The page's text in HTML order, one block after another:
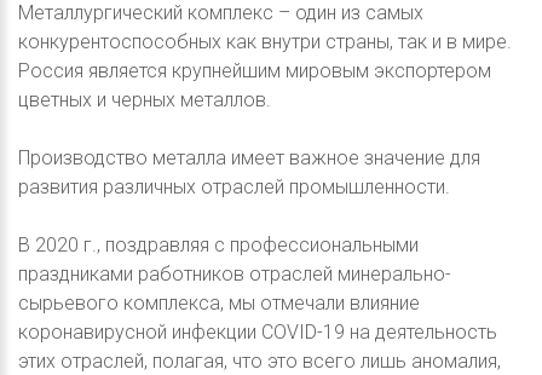
Металлургический комплекс – один из самых
конкурентоспособных как внутри страны, так и в мире.
Россия является крупнейшим мировым экспортером
цветных и черных металлов.
Производство металла имеет важное значение для
развития различных отраслей промышленности.
В 2020 г., поздравляя с профессиональными
праздниками работников отраслей минерально-
сырьевого комплекса, мы отмечали влияние
коронавирусной инфекции COVID-19 на деятельность
этих отраслей, полагая, что это всего лишь аномалия,